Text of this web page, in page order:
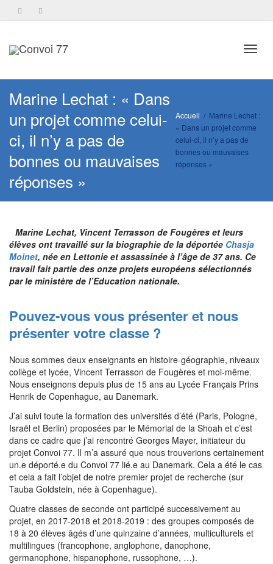
Marine Lechat : « Dans
un projet comme celui-
ci, il n’y a pas de
bonnes ou mauvaises
réponses »
Accueil
Marine Lechat :
« Dans un projet comme
celui-ci, il n’y a pas de
bonnes ou mauvaises
réponses »
Marine Lechat, Vincent Terrasson de Fougères et leurs
élèves ont travaillé sur la biographie de la déportée Chasja
Moinet, née en Lettonie et assassinée à l’âge de 37 ans. Ce
travail fait partie des onze projets européens sélectionnés
par le ministère de l’Education nationale.
Pouvez-vous vous présenter et nous
présenter votre classe ?
Nous sommes deux enseignants en histoire-géographie, niveaux
collège et lycée, Vincent Terrasson de Fougères et moi-même.
Nous enseignons depuis plus de 15 ans au Lycée Français Prins
Henrik de Copenhague, au Danemark.
J’ai suivi toute la formation des universités d’été (Paris, Pologne,
Israël et Berlin) proposées par le Mémorial de la Shoah et c’est
dans ce cadre que j’ai rencontré Georges Mayer, initiateur du
projet Convoi 77. Il m’a assuré que nous trouverions certainement
un.e déporté.e du Convoi 77 lié.e au Danemark. Cela a été le cas
et cela a fait l’objet de notre premier projet de recherche (sur
Tauba Goldstein, née à Copenhague).
Quatre classes de seconde ont participé successivement au
projet, en 2017-2018 et 2018-2019 : des groupes composés de
18 à 20 élèves âgés d’une quinzaine d’années, multiculturels et
multilingues (francophone, anglophone, danophone,
germanophone, hispanophone, russophone, …).